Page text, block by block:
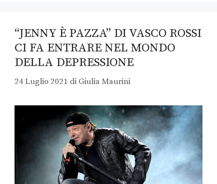
“JENNY È PAZZA” DI VASCO ROSSI
CI FA ENTRARE NEL MONDO
DELLA DEPRESSIONE
24 Luglio 2021 di Giulia Maurini